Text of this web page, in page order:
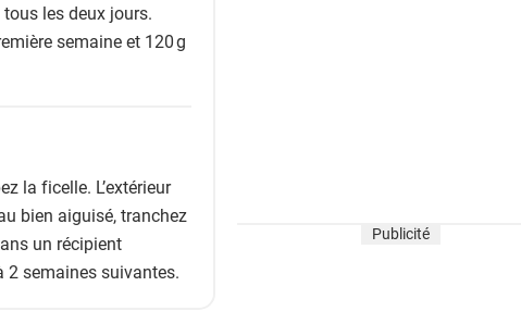
les deux jours.
semaine et 120 g
la ficelle. L’extérieur
bien aiguisé, tranchez
un récipient
2 semaines suivantes.
Publicité